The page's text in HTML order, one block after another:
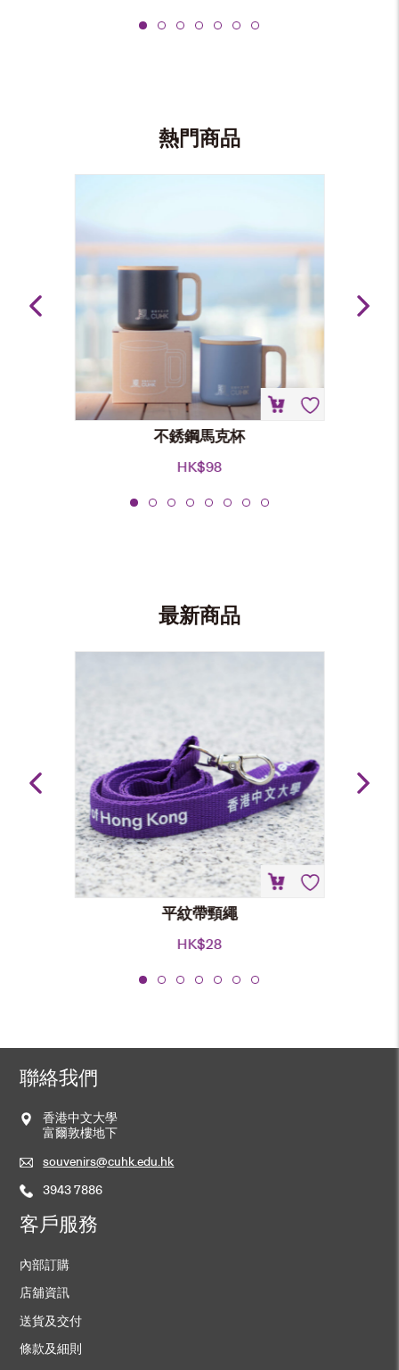
熱門商品
不銹鋼馬克杯
HK$98
最新商品
平紋帶頸繩
HK$28
聯絡我們
香港中文大學
富爾敦樓地下
souvenirs@cuhk.edu.hk
3943 7886
客戶服務
內部訂購
店舖資訊
送貨及交付
條款及細則